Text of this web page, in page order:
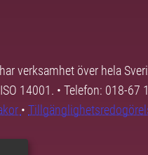
verksamhet över hela
14001. • Telefon: 018-67
•